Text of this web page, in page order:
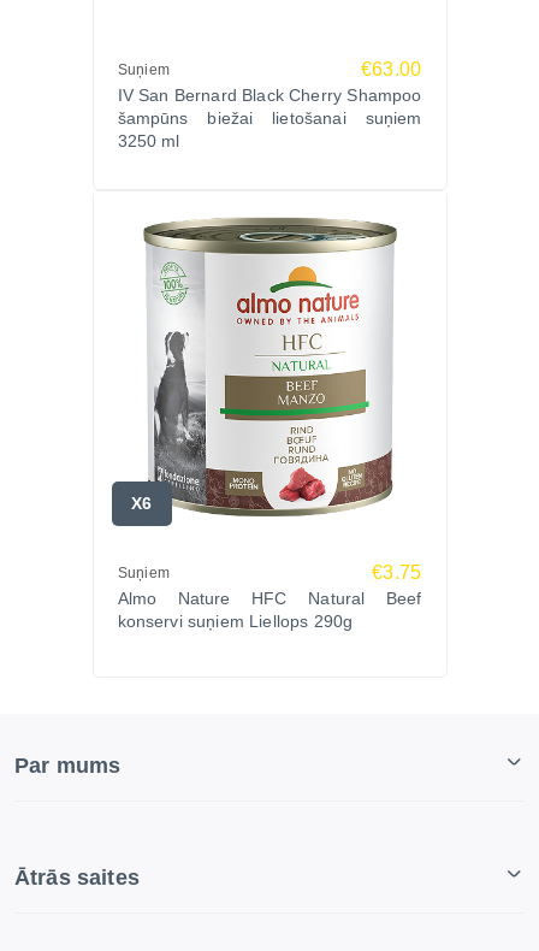
Suņiem €63.00
IV San Bernard Black Cherry Shampoo
šampūns biežai lietošanai suņiem
3250 ml
X6
Suņiem €3.75
Almo Nature HFC Natural Beef
konservi suņiem Liellops 290g
Par mums
Ātrās saites